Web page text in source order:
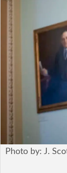
国際
安全保
ビジネ
カルチ
税制・
Photo by: J.